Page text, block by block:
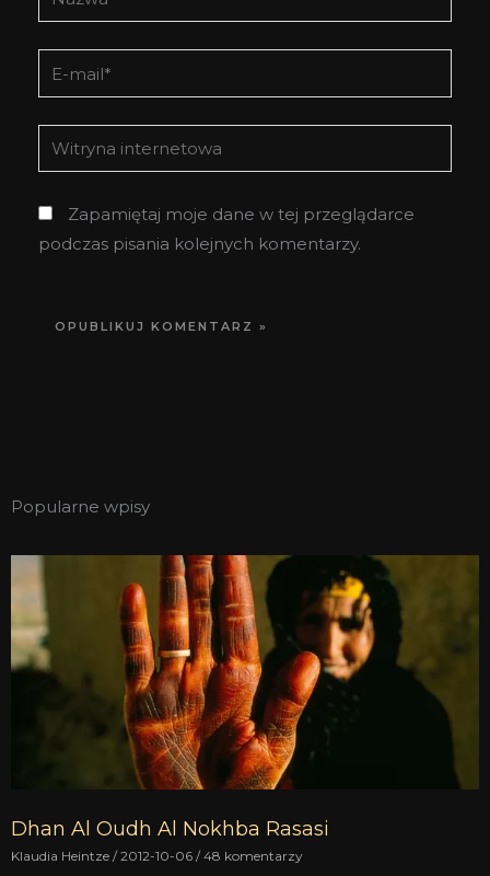
E-
mail*
Witryna
internetowa
Zapamiętaj moje dane w tej przeglądarce
podczas pisania kolejnych komentarzy.
Popularne wpisy
Dhan Al Oudh Al Nokhba Rasasi
Klaudia Heintze 2012-10-06 48 komentarzy